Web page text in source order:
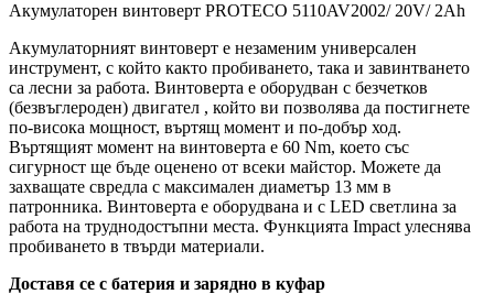
Акумулаторен винтоверт PROTECO 5110AV2002/ 20V/ 2Ah
Акумулаторният винтоверт е незаменим универсален
инструмент, с който както пробиването, така и завинтването
са лесни за работа. Винтоверта е оборудван с безчетков
(безвъглероден) двигател , който ви позволява да постигнете
по-висока мощност, въртящ момент и по-добър ход.
Въртящият момент на винтоверта е 60 Nm, което със
сигурност ще бъде оценено от всеки майстор. Можете да
захващате свредла с максимален диаметър 13 мм в
патронника. Винтоверта е оборудвана и с LED светлина за
работа на труднодостъпни места. Функцията Impact улеснява
пробиването в твърди материали.
Доставя се с батерия и зарядно в куфар